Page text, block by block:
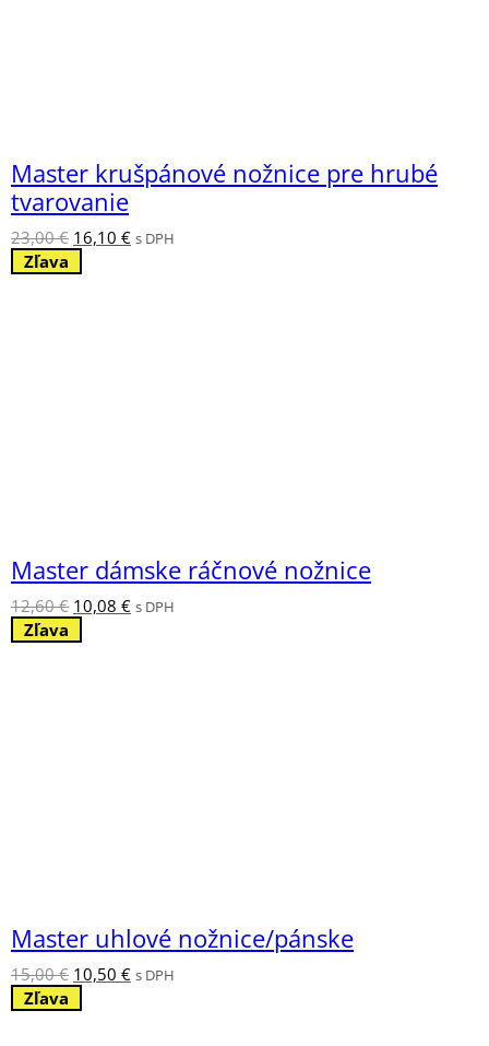
Master krušpánové nožnice pre hrubé
tvarovanie
23,00€ Pôvodná
cena
bola:
16,10 €Aktuálna
s DPH
Zľava
Master dámske ráčnové nožnice
12,60€ Pôvodná
cena
bola:
10,08 €Aktuálna
s DPH
Zľava
Master uhlové nožnice/pánske
15,00€ Pôvodná
bola:
10,50 €Aktuálna
s DPH
Zľava